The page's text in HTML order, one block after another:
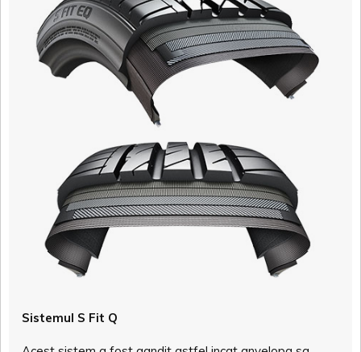
Sistemul S Fit Q